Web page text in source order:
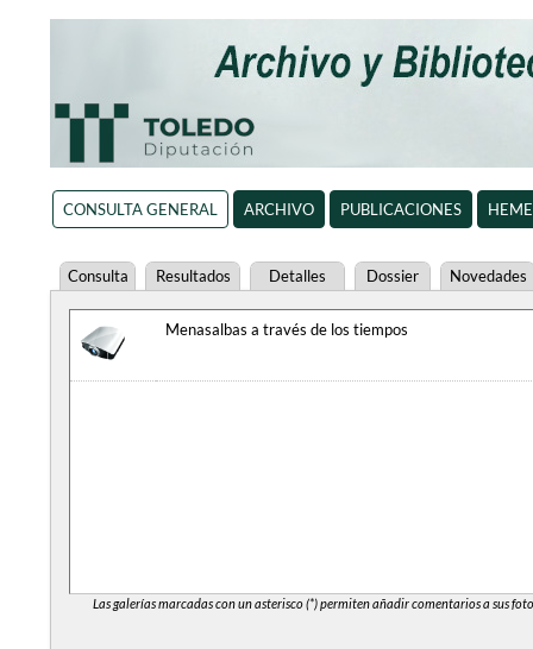
CONSULTA GENERAL ARCHIVO PUBLICACIONES
Consulta Resultados Detalles Dossier Novedades
Menasalbas a través de los tiempos
Las galerías marcadas con un asterisco (*) permiten añadir comentarios a sus